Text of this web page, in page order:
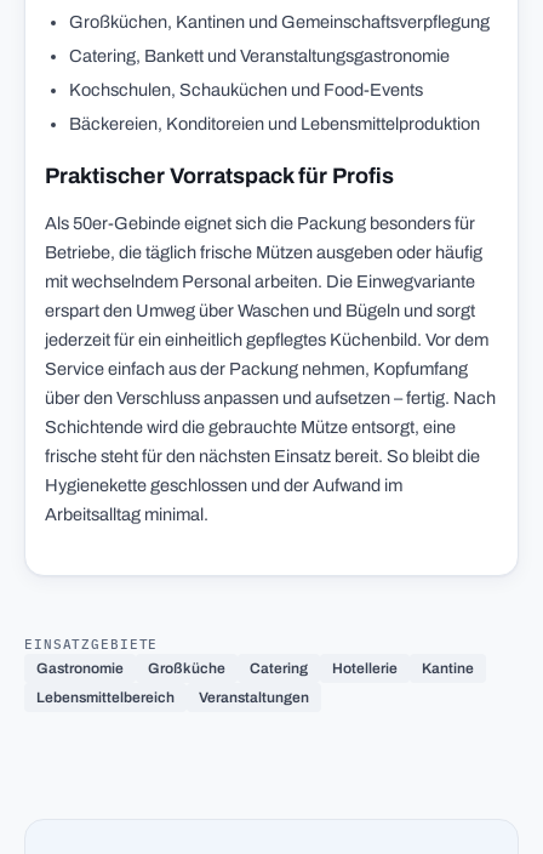
Großküchen, Kantinen und Gemeinschaftsverpflegung
Catering, Bankett und Veranstaltungsgastronomie
Kochschulen, Schauküchen und Food-Events
Bäckereien, Konditoreien und Lebensmittelproduktion
Praktischer Vorratspack für Profis
Als 50er-Gebinde eignet sich die Packung besonders für
Betriebe, die täglich frische Mützen ausgeben oder häufig
mit wechselndem Personal arbeiten. Die Einwegvariante
erspart den Umweg über Waschen und Bügeln und sorgt
jederzeit für ein einheitlich gepflegtes Küchenbild. Vor dem
Service einfach aus der Packung nehmen, Kopfumfang
über den Verschluss anpassen und aufsetzen – fertig. Nach
Schichtende wird die gebrauchte Mütze entsorgt, eine
frische steht für den nächsten Einsatz bereit. So bleibt die
Hygienekette geschlossen und der Aufwand im
Arbeitsalltag minimal.
EINSATZGEBIETE
Gastronomie
Großküche Catering Hotellerie
Kantine
Lebensmittelbereich
Veranstaltungen